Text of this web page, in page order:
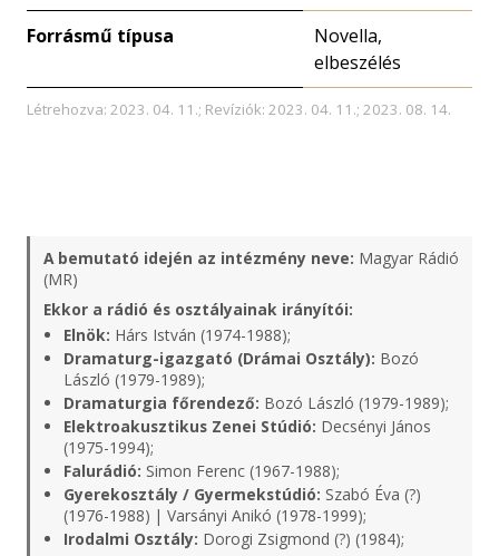
Forrásmű típusa
Novella,
elbeszélés
Létrehozva: 2023. 04. 11.; Revíziók: 2023. 04. 11.; 2023. 08. 14.
A bemutató idején az intézmény neve: Magyar Rádió
(MR)
Ekkor a rádió és osztályainak irányítói:
Elnök: Hárs István (1974-1988);
Dramaturg-igazgató (Drámai Osztály): Bozó
László (1979-1989);
Dramaturgia főrendező: Bozó László (1979-1989);
Elektroakusztikus Zenei Stúdió: Decsényi János
(1975-1994);
Falurádió: Simon Ferenc (1967-1988);
Gyerekosztály / Gyermekstúdió: Szabó Éva (?)
(1976-1988) | Varsányi Anikó (1978-1999);
Irodalmi Osztály: Dorogi Zsigmond (?) (1984);